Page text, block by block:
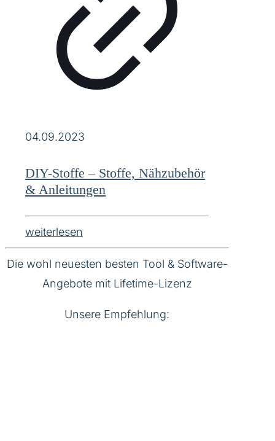
04.09.2023
DIY-Stoffe – Stoffe, Nähzubehör
& Anleitungen
weiterlesen
Die wohl neuesten besten Tool & Software-
Angebote mit Lifetime-Lizenz
Unsere Empfehlung: